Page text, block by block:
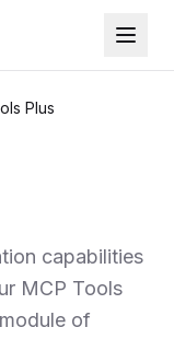
Plus
capabilities
MCP Tools
of